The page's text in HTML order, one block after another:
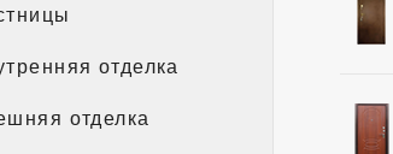
отделка
отделка